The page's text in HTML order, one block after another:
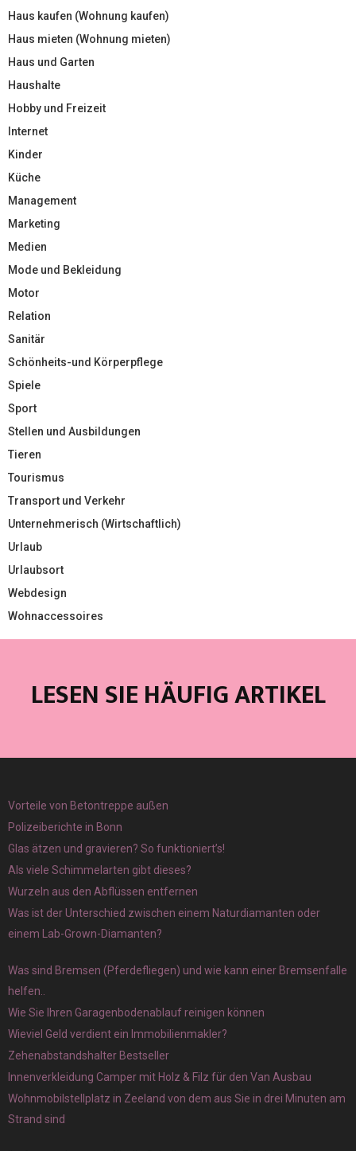
Haus kaufen (Wohnung kaufen)
Haus mieten (Wohnung mieten)
Haus und Garten
Haushalte
Hobby und Freizeit
Internet
Kinder
Küche
Management
Marketing
Medien
Mode und Bekleidung
Motor
Relation
Sanitär
Schönheits-und Körperpflege
Spiele
Sport
Stellen und Ausbildungen
Tieren
Tourismus
Transport und Verkehr
Unternehmerisch (Wirtschaftlich)
Urlaub
Urlaubsort
Webdesign
Wohnaccessoires
LESEN SIE HÄUFIG ARTIKEL
Vorteile von Betontreppe außen
Polizeiberichte in Bonn
Glas ätzen und gravieren? So funktioniert’s!
Als viele Schimmelarten gibt dieses?
Wurzeln aus den Abflüssen entfernen
Was ist der Unterschied zwischen einem Naturdiamanten oder
einem Lab-Grown-Diamanten?
Was sind Bremsen (Pferdefliegen) und wie kann einer Bremsenfalle
helfen..
Wie Sie Ihren Garagenbodenablauf reinigen können
Wieviel Geld verdient ein Immobilienmakler?
Zehenabstandshalter Bestseller
Innenverkleidung Camper mit Holz & Filz für den Van Ausbau
Wohnmobilstellplatz in Zeeland von dem aus Sie in drei Minuten am
Strand sind